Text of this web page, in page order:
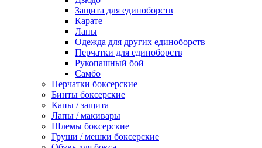
Защита для единоборств
Карате
Лапы
Одежда для других единоборств
Перчатки для единоборств
Рукопашный бой
Самбо
Перчатки боксерские
Бинты боксерские
Капы / защита
Лапы / макивары
Шлемы боксерские
Груши / мешки боксерские